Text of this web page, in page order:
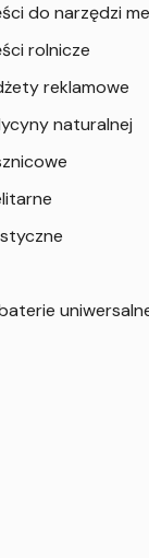
do narzędzi
rolnicze
reklamowe
naturalnej